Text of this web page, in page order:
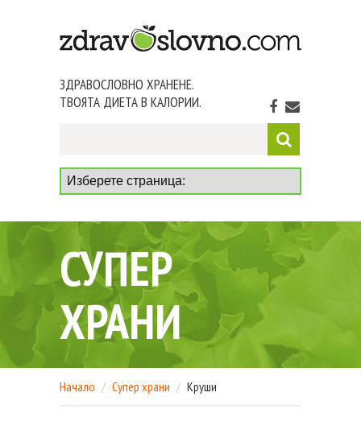
ЗДРАВОСЛОВНО ХРАНЕНЕ.
ТВОЯТА ДИЕТА В КАЛОРИИ.
СУПЕР
ХРАНИ
Начало Супер храни Круши